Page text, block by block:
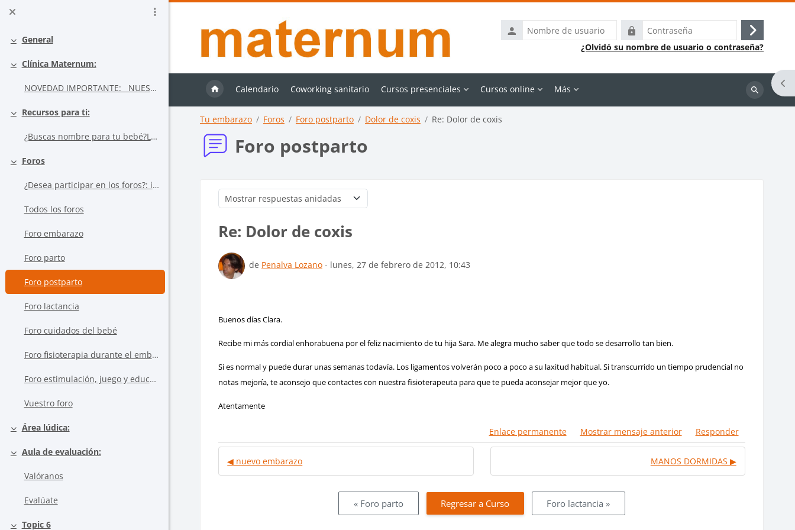
Salta al contenido principal
Colapsar
General
Colapsar
Clínica Maternum:
NOVEDAD IMPORTANTE: NUESTRA FISIOTER...
Colapsar
Recursos para ti:
¿Buscas nombre para tu bebé?La elecció...
Colapsar
Foros
¿Desea participar en los foros?: infórmese aquí
Todos los foros
Foro embarazo
Foro parto
Foro postparto
Foro lactancia
Foro cuidados del bebé
Foro fisioterapia durante el embarazo y en el postparto (NUEVO)
Foro estimulación, juego y educación de los hijos
Vuestro foro
Colapsar
Área lúdica:
Colapsar
Aula de evaluación:
Valóranos
Evalúate
Topic 6
Nombre
de
Contraseña
Acceder
¿Olvidó su nombre de usuario o contraseña?
Calendario Coworking sanitario Cursos presenciales Cursos online Más
Buscar
Tu embarazo Foros Foro postparto Dolor de coxis Re: Dolor de coxis
Foro postparto
Mostrar modo
Re: Dolor de coxis
Buenos días Clara.
Recibe mi más cordial enhorabuena por el feliz nacimiento de tu hija Sara. Me alegra mucho saber que todo se desarrollo tan bien.
Si es normal y puede durar unas semanas todavía. Los ligamentos volverán poco a poco a su laxitud habitual. Si transcurrido un tiempo prudencial no
notas mejoría, te aconsejo que contactes con nuestra fisioterapeuta para que te pueda aconsejar mejor que yo.
Atentamente
Enlace permanente Mostrar mensaje anterior Responder
de Penalva Lozano- lunes, 27 de febrero de 2012, 10:43
Número de respuestas: 0
◀︎ nuevo embarazo MANOS DORMIDAS ▶︎
« Foro parto Regresar a Curso Foro lactancia »